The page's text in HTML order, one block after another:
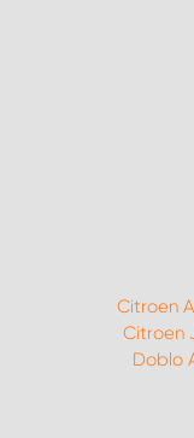
Citroen
Citroen
Doblo